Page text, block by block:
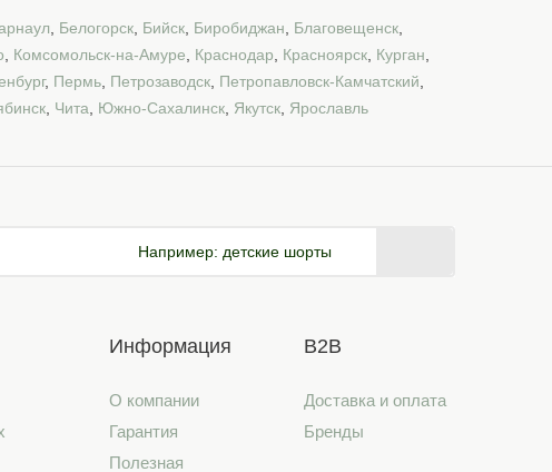
Белогорск Бийск Биробиджан Благовещенск
Комсомольск-на-Амуре Краснодар Красноярск Курган
, Пермь Петрозаводск Петропавловск-Камчатский
Чита Южно-Сахалинск Якутск Ярославль
Например: детские шорты
Информация
О компании
Гарантия
Полезная
B2B
Доставка и оплата
Бренды